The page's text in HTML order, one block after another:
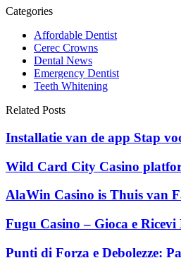
Categories
Affordable Dentist
Cerec Crowns
Dental News
Emergency Dentist
Teeth Whitening
Related Posts
Installatie van de app Stap
Wild Card City Casino
AlaWin Casino is Thuis van
Fugu Casino – Gioca e
Punti di Forza e Debolezze: